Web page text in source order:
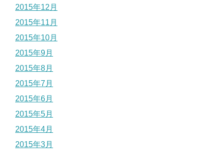
2015年12月
2015年11月
2015年10月
2015年9月
2015年8月
2015年7月
2015年6月
2015年5月
2015年4月
2015年3月